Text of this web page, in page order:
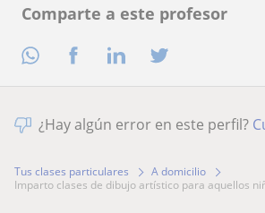
Comparte a este profesor
¿Hay algún error en este perfil?
Tus clases particulares
A domicilio
imparto clases de dibujo artístico para aquellos